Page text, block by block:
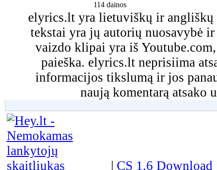
114 dainos
elyrics.lt yra lietuviškų ir angliškų
tekstai yra jų autorių nuosavybė
vaizdo klipai yra iš
paieška. elyrics.lt neprisiima
informacijos tikslumą ir jos
naują komentarą atsako
| CS 1.6 Download